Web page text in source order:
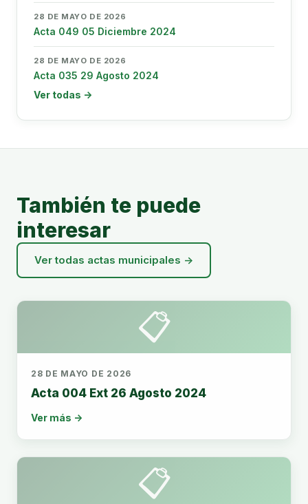
28 DE MAYO DE 2026
Acta 049 05 Diciembre 2024
28 DE MAYO DE 2026
Acta 035 29 Agosto 2024
Ver todas →
También te puede
interesar
Ver todas actas municipales →
📋
28 DE MAYO DE 2026
Acta 004 Ext 26 Agosto 2024
Ver más →
📋